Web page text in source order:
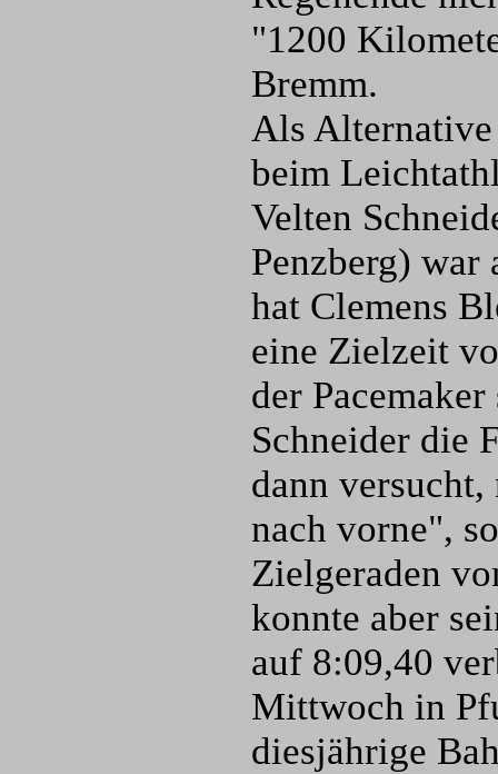
"1200
Bremm.
Als
beim
Velten
Penzberg) war
hat Clemens
eine Zielzeit
der
Schneider die
dann
nach vorne",
Zielgeraden
konnte aber
auf 8:09,40
Mittwoch in
diesjährige